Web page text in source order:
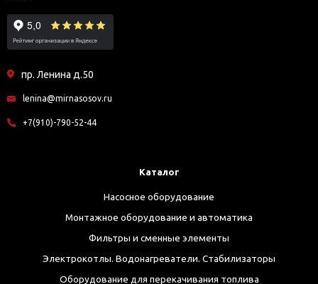
пр. Ленина д.50
lenina@mirnasosov.ru
+7(910)-790-52-44
Каталог
Насосное оборудование
Монтажное оборудование и автоматика
Фильтры и сменные элементы
Электрокотлы. Водонагреватели. Стабилизаторы
Оборудование для перекачивания топлива